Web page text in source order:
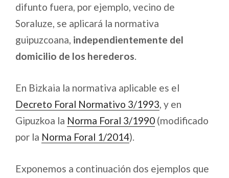
difunto fuera, por ejemplo, vecino de
Soraluze, se aplicará la normativa
guipuzcoana, independientemente del
domicilio de los herederos
En Bizkaia la normativa aplicable es el
Decreto Foral Normativo 3/1993 , y en
Gipuzkoa la Norma Foral 3/1990 (modificado
por la Norma Foral 1/2014).
Exponemos a continuación dos ejemplos que